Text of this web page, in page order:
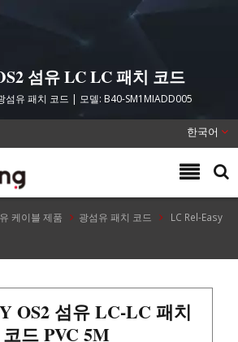
섬유 LC LC 패치 코드
섬유 패치 코드 | 모델: B40-SM1MIADD005
한국어
케이블 제품 광섬유 패치 코드
LC Rel-Easy
OS2 섬유 LC-LC 패치
코드 PVC 5M